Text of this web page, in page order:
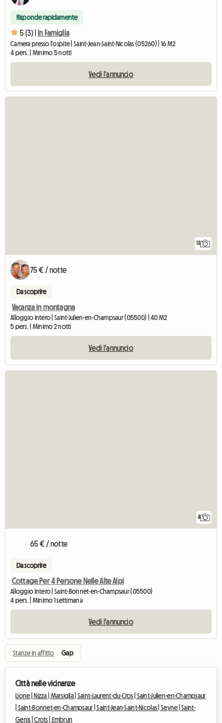
Risponde rapidamente
5 (3) | In Famiglia
Camera presso l'ospite | Saint-Jean-Saint-Nicolas (05260) | 16 M2
4 pers. | Minimo 5 notti
Vedi l'annuncio
13
75 € / notte
Da scoprire
Vacanza in montagna
Alloggio intero | Saint-Julien-en-Champsaur (05500) | 40 M2
5 pers. | Minimo 2 notti
Vedi l'annuncio
4
65 € / notte
Da scoprire
Cottage Per 4 Persone Nelle Alte Alpi
Alloggio intero | Saint-Bonnet-en-Champsaur (05500)
4 pers. | Minimo 1 settimana
Vedi l'annuncio
Stanze in affitto › Gap
Città nelle vicinanze
Lione | Nizza | Marsiglia | Saint-Laurent-du-Cros | Saint-Julien-en-Champsaur
Saint-Bonnet-en-Champsaur |Saint-Jean-Saint-Nicolas | Seyne |Saint-
Genis |Crots | Embrun